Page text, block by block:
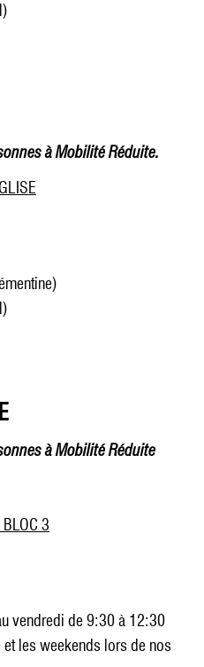
à Mobilité Réduite.
à Mobilité Réduite
3
vendredi de 9:30 à 12:30
les weekends lors de nos